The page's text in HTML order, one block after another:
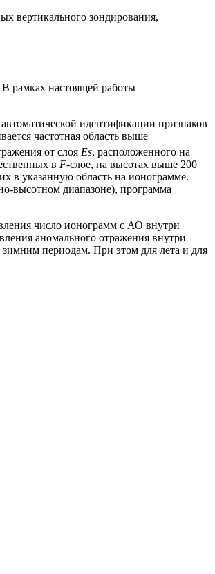
вертикального зондирования,
рамках настоящей работы
идентификации признаков
частотная область выше
от слоя Es, расположенного на
в F-слое, на высотах выше 200
в указанную область на ионограмме.
высотном диапазоне), программа
число ионограмм с АО внутри
аномального отражения внутри
зимним периодам. При этом для лета и для